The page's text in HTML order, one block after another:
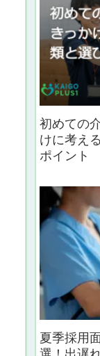
初めての
けに考え
ポイント
夏季採用